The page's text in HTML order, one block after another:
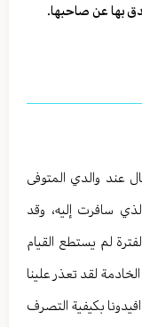
بها عن صاحبها.
عند والدي المتوفى
سافرت إليه، وقد
لم يستطع القيام
لقد تعذر علينا
بكيفية التصرف